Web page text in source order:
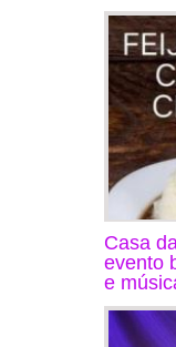
Casa
evento
e